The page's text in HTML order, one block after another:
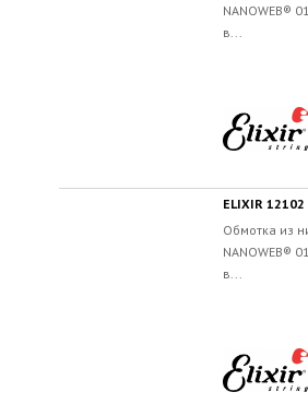
NANOWEB®
в...
ELIXIR 12102
Обмотка из
NANOWEB®
в...